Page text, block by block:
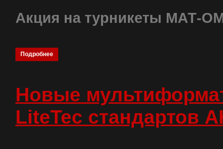
Акция на турникеты МАТ-
Подробнее
Новые
LiteTec стандартов